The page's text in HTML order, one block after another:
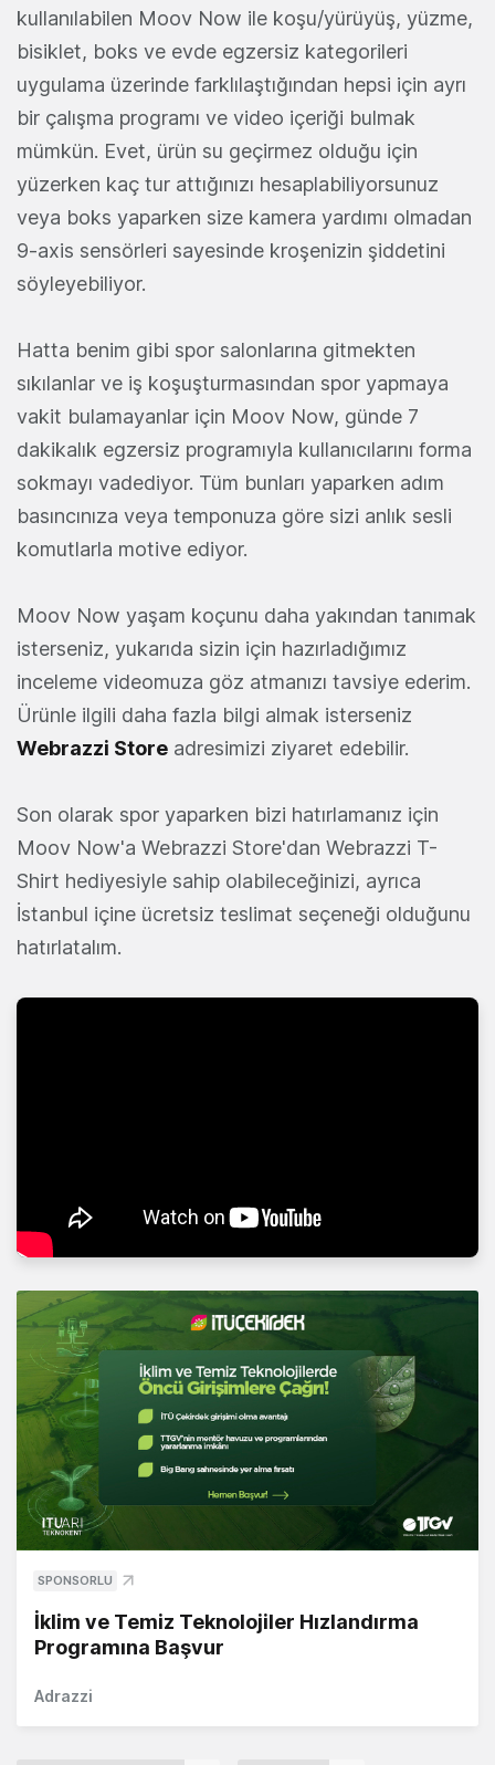
kullanılabilen Moov Now ile koşu/yürüyüş, yüzme,
bisiklet, boks ve evde egzersiz kategorileri
uygulama üzerinde farklılaştığından hepsi için ayrı
bir çalışma programı ve video içeriği bulmak
mümkün. Evet, ürün su geçirmez olduğu için
yüzerken kaç tur attığınızı hesaplabiliyorsunuz
veya boks yaparken size kamera yardımı olmadan
9-axis sensörleri sayesinde kroşenizin şiddetini
söyleyebiliyor.
Hatta benim gibi spor salonlarına gitmekten
sıkılanlar ve iş koşuşturmasından spor yapmaya
vakit bulamayanlar için Moov Now, günde 7
dakikalık egzersiz programıyla kullanıcılarını forma
sokmayı vadediyor. Tüm bunları yaparken adım
basıncınıza veya temponuza göre sizi anlık sesli
komutlarla motive ediyor.
Moov Now yaşam koçunu daha yakından tanımak
isterseniz, yukarıda sizin için hazırladığımız
inceleme videomuza göz atmanızı tavsiye ederim.
Ürünle ilgili daha fazla bilgi almak isterseniz
Webrazzi Store adresimizi ziyaret edebilir.
Son olarak spor yaparken bizi hatırlamanız için
Moov Now'a Webrazzi Store'dan Webrazzi T-
Shirt hediyesiyle sahip olabileceğinizi, ayrıca
İstanbul içine ücretsiz teslimat seçeneği olduğunu
hatırlatalım.
SPONSORLU
İklim ve Temiz Teknolojiler Hızlandırma
Programına Başvur
Adrazzi